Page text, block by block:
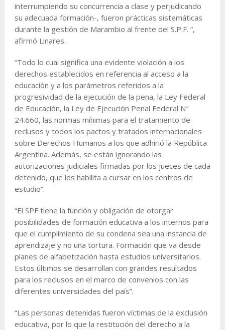
interrumpiendo su concurrencia a clase y perjudicando
su adecuada formación-, fueron prácticas sistemáticas
durante la gestión de Marambio al frente del S.P.F. “,
afirmó Linares.
“Todo lo cual significa una evidente violación a los
derechos establecidos en referencia al acceso a la
educación y a los parámetros referidos a la
progresividad de la ejecución de la pena, la Ley Federal
de Educación, la Ley de Ejecución Penal Federal Nº
24.660, las normas mínimas para el tratamiento de
reclusos y todos los pactos y tratados internacionales
sobre Derechos Humanos a los que adhirió la República
Argentina. Además, se están ignorando las
autorizaciones judiciales firmadas por los jueces de cada
detenido, que los habilita a cursar en los centros de
estudio”.
“El SPF tiene la función y obligación de otorgar
posibilidades de formación educativa a los internos para
que el cumplimiento de su condena sea una instancia de
aprendizaje y no una tortura. Formación que va desde
planes de alfabetización hasta estudios universitarios.
Estos últimos se desarrollan con grandes resultados
para los reclusos en el marco de convenios con las
diferentes universidades del país”.
“Las personas detenidas fueron víctimas de la exclusión
educativa, por lo que la restitución del derecho a la